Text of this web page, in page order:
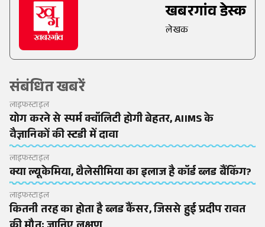
खबरगांव डेस्क
लेखक
संबंधित खबरें
लाइफस्टाइल
योग करने से स्पर्म क्वॉलिटी होगी बेहतर, AIIMS के
वैज्ञानिकों की स्टडी में दावा
लाइफस्टाइल
क्या ल्यूकेमिया, थैलेसीमिया का इलाज है कॉर्ड ब्लड बैंकिंग?
लाइफस्टाइल
कितनी तरह का होता है ब्लड कैंसर, जिससे हुई प्रदीप रावत